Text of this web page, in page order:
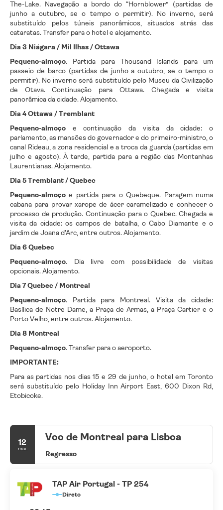
The-Lake. Navegação a bordo do “Hornblower” (partidas de
junho a outubro, se o tempo o permitir). No inverno, será
substituído pelos túneis panorâmicos, situados atrás das
cataratas. Transfer para o hotel e alojamento.
Dia 3 Niágara / Mil Ilhas / Ottawa
Pequeno-almoço. Partida para Thousand Islands para um
passeio de barco (partidas de junho a outubro, se o tempo o
permitir). No inverno será substituído pelo Museu da Civilização
de Otava. Continuação para Ottawa. Chegada e visita
panorâmica da cidade. Alojamento.
Dia 4 Ottawa / Tremblant
Pequeno-almoço e continuação da visita da cidade: o
parlamento, as mansões do governador e do primeiro-ministro, o
canal Rideau, a zona residencial e a troca da guarda (partidas em
julho e agosto). À tarde, partida para a região das Montanhas
Laurentianas. Alojamento.
Dia 5 Tremblant / Quebec
Pequeno-almoço e partida para o Quebeque. Paragem numa
cabana para provar xarope de ácer caramelizado e conhecer o
processo de produção. Continuação para o Quebec. Chegada e
visita da cidade: os campos de batalha, o Cabo Diamante e o
jardim de Joana d'Arc, entre outros. Alojamento.
Dia 6 Quebec
Pequeno-almoço. Dia livre com possibilidade de visitas
opcionais. Alojamento.
Dia 7 Quebec / Montreal
Pequeno-almoço. Partida para Montreal. Visita da cidade:
Basílica de Notre Dame, a Praça de Armas, a Praça Cartier e o
Porto Velho, entre outros. Alojamento.
Dia 8 Montreal
Pequeno-almoço. Transfer para o aeroporto.
IMPORTANTE:
Para as partidas nos dias 15 e 29 de junho, o hotel em Toronto
será substituído pelo Holiday Inn Airport East, 600 Dixon Rd,
Etobicoke.
12
mai.
Voo de Montreal para Lisboa
Regresso
TAP Air Portugal - TP 254
Direto